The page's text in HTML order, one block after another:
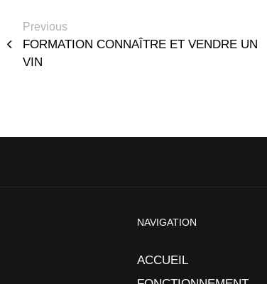
Previous
FORMATION CONNAÎTRE ET VENDRE UN
VIN
NAVIGATION
ACCUEIL